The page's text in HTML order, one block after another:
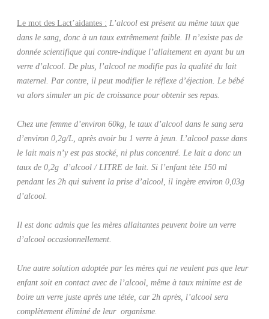
Le mot des Lact’aidantes : L’alcool est présent au même taux que
dans le sang, donc à un taux extrêmement faible. Il n’existe pas de
donnée scientifique qui contre-indique l’allaitement en ayant bu un
verre d’alcool. De plus, l’alcool ne modifie pas la qualité du lait
maternel. Par contre, il peut modifier le réflexe d’éjection. Le bébé
va alors simuler un pic de croissance pour obtenir ses repas.
Chez une femme d’environ 60kg, le taux d’alcool dans le sang sera
d’environ 0,2g/L, après avoir bu 1 verre à jeun. L’alcool passe dans
le lait mais n’y est pas stocké, ni plus concentré. Le lait a donc un
taux de 0,2g d’alcool / LITRE de lait. Si l’enfant tète 150 ml
pendant les 2h qui suivent la prise d’alcool, il ingère environ 0,03g
d’alcool.
Il est donc admis que les mères allaitantes peuvent boire un verre
d’alcool occasionnellement.
Une autre solution adoptée par les mères qui ne veulent pas que leur
enfant soit en contact avec de l’alcool, même à taux minime est de
boire un verre juste après une tétée, car 2h après, l’alcool sera
complètement éliminé de leur organisme.